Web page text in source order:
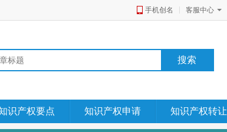
手机创名 客服中心
识产权要点 知识产权申请 知识产权转让